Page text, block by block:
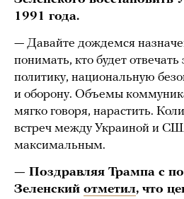
1991 года.
— Давайте дождемся
понимать, кто будет
политику, национальную
и оборону. Объемы
мягко говоря, нарастить.
встреч между Украиной и
максимальным.
— Поздравляя Трампа с
Зеленский отметил, что